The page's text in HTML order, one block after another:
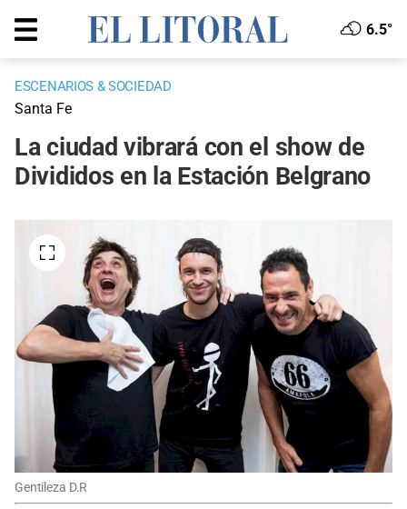
6.5°
ESCENARIOS & SOCIEDAD
Santa Fe
La ciudad vibrará con el show de
Divididos en la Estación Belgrano
Gentileza D.R